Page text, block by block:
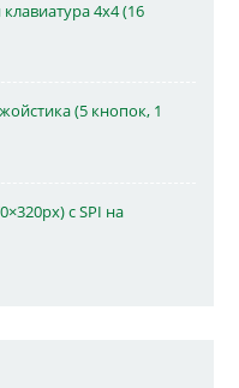
4x4 (16
(5 кнопок, 1
с SPI на